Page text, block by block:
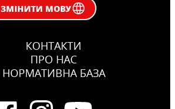
ЗМІНИТИ МОВУ
КОНТАКТИ
ПРО НАС
НОРМАТИВНА БАЗА